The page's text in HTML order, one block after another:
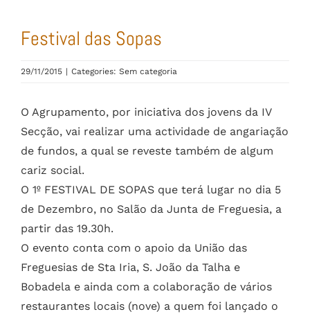
Festival das Sopas
29/11/2015 | Categories: Sem categoria
O Agrupamento, por iniciativa dos jovens da IV
Secção, vai realizar uma actividade de angariação
de fundos, a qual se reveste também de algum
cariz social.
O 1º FESTIVAL DE SOPAS que terá lugar no dia 5
de Dezembro, no Salão da Junta de Freguesia, a
partir das 19.30h.
O evento conta com o apoio da União das
Freguesias de Sta Iria, S. João da Talha e
Bobadela e ainda com a colaboração de vários
restaurantes locais (nove) a quem foi lançado o